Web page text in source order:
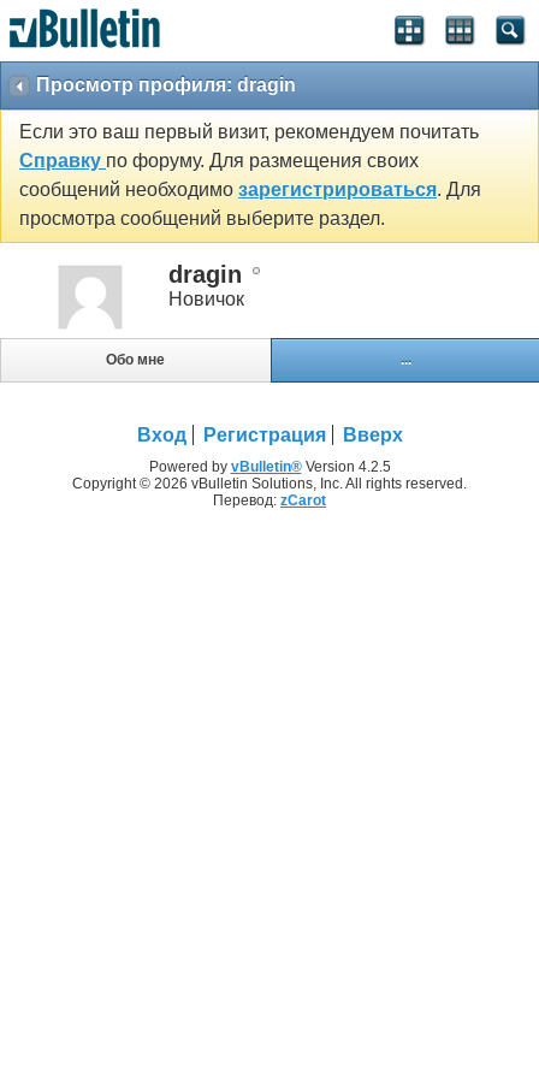
Просмотр профиля: dragin
Если это ваш первый визит, рекомендуем почитать
Справку по форуму. Для размещения своих
сообщений необходимо зарегистрироваться. Для
просмотра сообщений выберите раздел.
dragin
Новичок
Обо мне ...
Вход Регистрация Вверх
Powered by vBulletin®Version 4.2.5
Copyright © 2026 vBulletin Solutions, Inc. All rights reserved.
Перевод: zCarot